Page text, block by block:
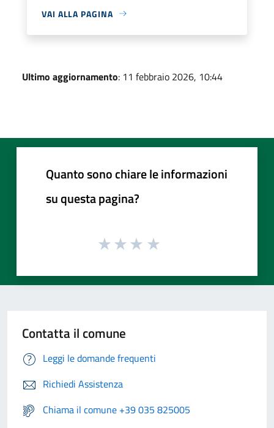
VAI ALLA PAGINA
Ultimo aggiornamento: 11 febbraio 2026, 10:44
Quanto sono chiare le informazioni
su questa pagina?
Contatta il comune
Leggi le domande frequenti
Richiedi Assistenza
Chiama il comune +39 035 825005